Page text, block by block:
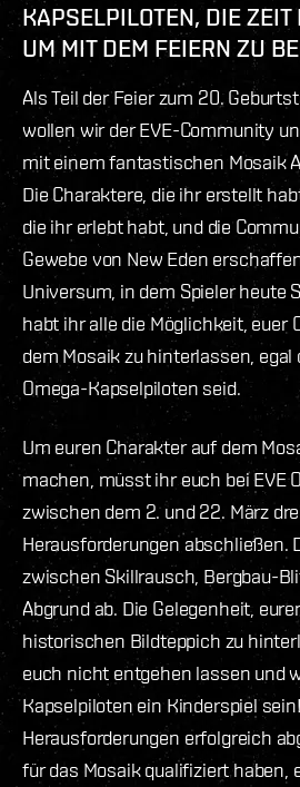
KAPSELPILOTEN, DIE ZEIT
UM MIT DEM FEIERN ZU
Als Teil der Feier zum 20.
wollen wir der EVE-Community
mit einem fantastischen Mosaik
Die Charaktere, die ihr erstellt
die ihr erlebt habt, und die
Gewebe von New Eden
Universum, in dem Spieler heute
habt ihr alle die Möglichkeit, euer
dem Mosaik zu hinterlassen, egal
Omega-Kapselpiloten seid.
Um euren Charakter auf dem
machen, müsst ihr euch bei EVE
zwischen dem 2. und 22. März
Herausforderungen abschließen.
zwischen Skillrausch, Bergbau-
Abgrund ab. Die Gelegenheit,
historischen Bildteppich zu
euch nicht entgehen lassen und
Kapselpiloten ein Kinderspiel
Herausforderungen erfolgreich
für das Mosaik qualifiziert haben,